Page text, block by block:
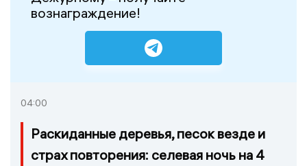
вознаграждение!
04:00
Раскиданные деревья, песок везде и
страх повторения: селевая ночь на 4